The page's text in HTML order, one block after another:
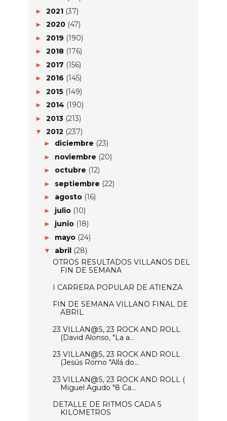
► 2021 (37)
► 2020 (47)
► 2019 (190)
► 2018 (176)
► 2017 (156)
► 2016 (145)
► 2015 (149)
► 2014 (190)
► 2013 (213)
▼ 2012 (237)
► diciembre (23)
► noviembre (20)
► octubre (12)
► septiembre (22)
► agosto (16)
► julio (10)
► junio (18)
► mayo (24)
▼ abril (28)
OTROS RESULTADOS VILLANOS DEL
FIN DE SEMANA
I CARRERA POPULAR DE ATIENZA
FIN DE SEMANA VILLANO FINAL DE
ABRIL
23 VILLAN@S, 23 ROCK AND ROLL
(David Alonso, "La a...
23 VILLAN@S, 23 ROCK AND ROLL
(Jesús Romo "Allá do...
23 VILLAN@S, 23 ROCK AND ROLL (
Miguel Agudo "8 Ca...
DETALLE DE RITMOS CADA 5
KILOMETROS